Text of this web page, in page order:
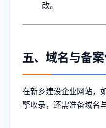
改。
五、域名与备
在新乡建设企业网站，
擎收录，还需准备域名